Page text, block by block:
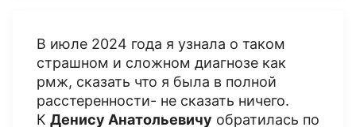
В июле 2024 года я узнала о таком
страшном и сложном диагнозе как
рмж, сказать что я была в полной
расстеренности- не сказать ничего.
К Денису Анатольевичу обратилась по